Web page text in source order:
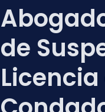
de
Licencia